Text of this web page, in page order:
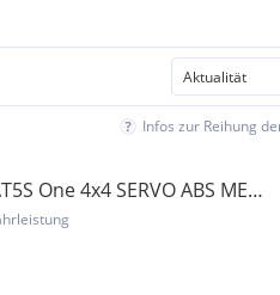
Infos zur Reihung
One 4x4 SERVO ABS MEGA